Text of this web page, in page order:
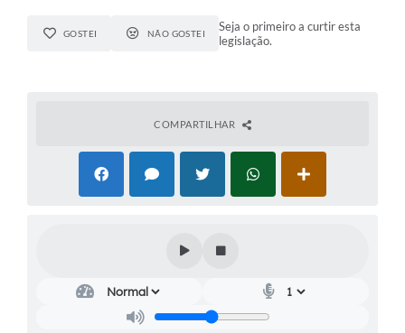
GOSTEI NÃO GOSTEI
Seja o primeiro a curtir esta
legislação.
COMPARTILHAR